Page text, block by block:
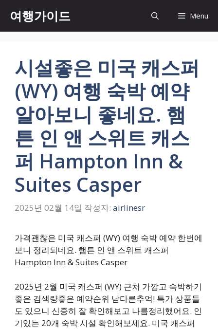
츠
여행가이드 Menu
시설좋은 미국 캐스퍼
(WY) 여행 숙박 예약
알아보니 좋네요. 햄
튼 인 앤 스위트 캐스
퍼 Hampton Inn &
Suites Casper
2025년 02월 14일 작성자: airlinesr
가격괜찮은 미국 캐스퍼 (WY) 여행 숙박 예약 한번에
보니 정리되네요. 햄튼 인 앤 스위트 캐스퍼
Hampton Inn & Suites Casper
2025년 2월 미국 캐스퍼 (WY) 근처 가깝고 숙박하기
좋은 검색량좋은 예약순위 남다른추억! 특가 상품들
도 있으니 신중히 잘 확인해보고 나름정리했어요. 인
기있는 20개 숙박 시설 확인해보세요. 미국 캐스퍼